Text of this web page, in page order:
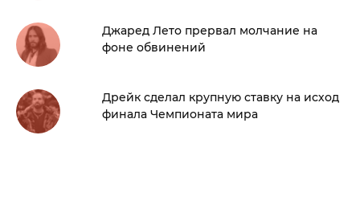
Джаред Лето прервал молчание на
фоне обвинений
Дрейк сделал крупную ставку на исход
финала Чемпионата мира